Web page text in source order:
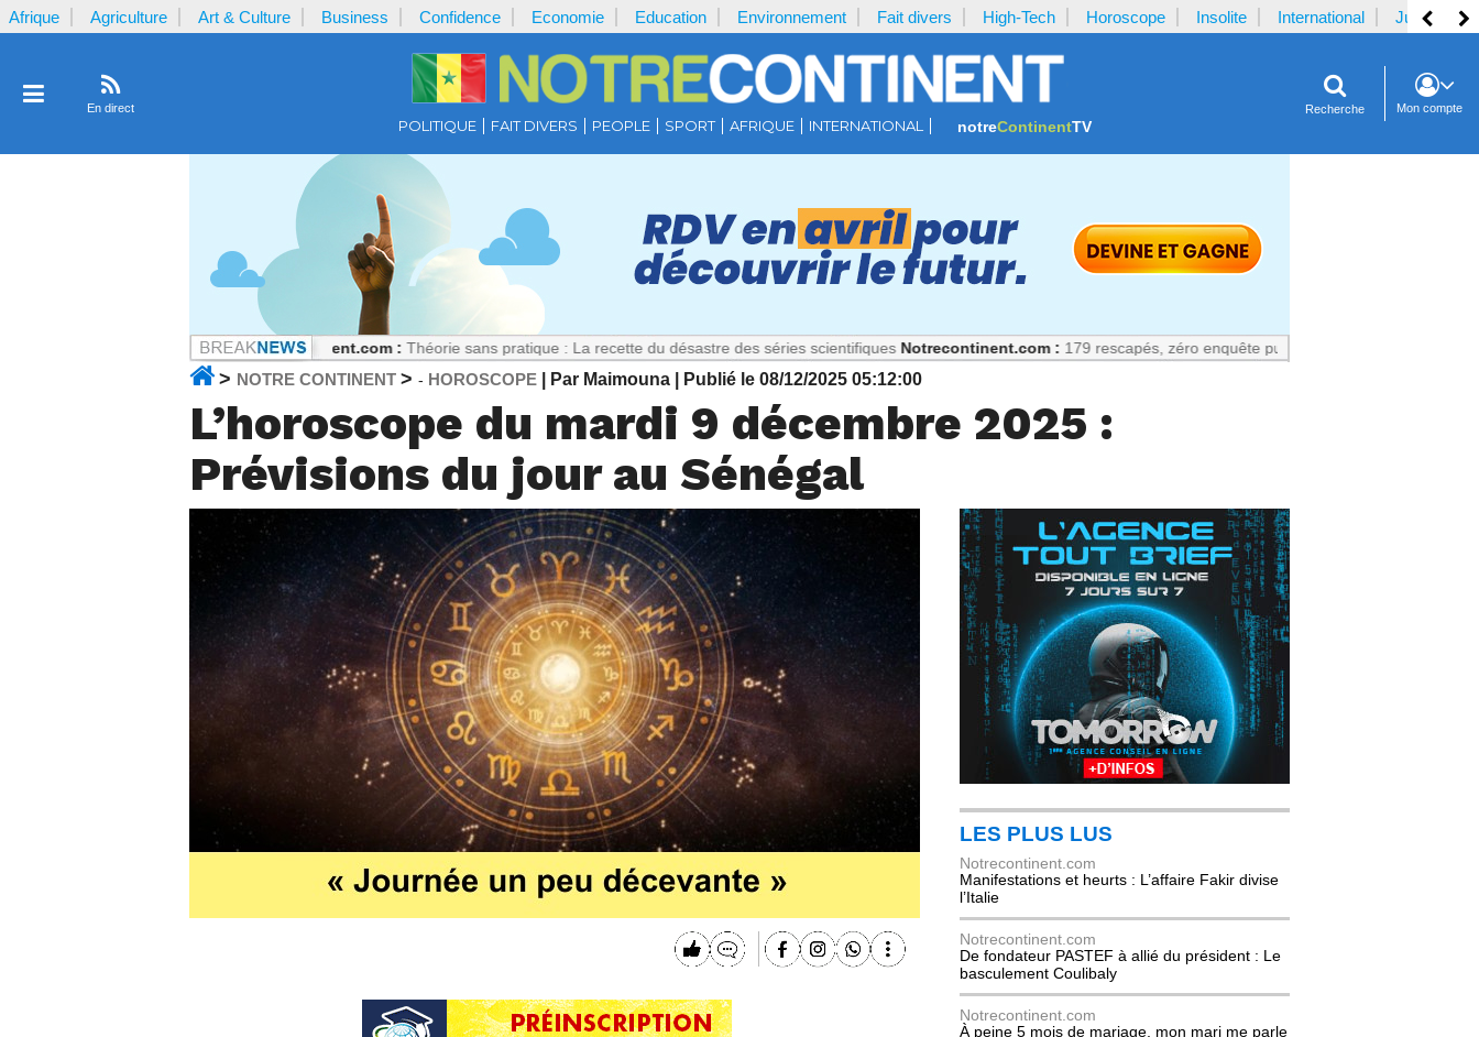
Afrique Agriculture Art & Culture Business Confidence Economie Education Environnement Fait divers High-Tech Horoscope Insolite International Justice
En direct
POLITIQUE FAIT DIVERS PEOPLE SPORT AFRIQUE INTERNATIONAL notreContinentTV
Recherche Mon compte
Notrecontinent.com : Théorie sans pratique : La recette du désastre des séries scientifiques Notrecontinent.com : 179 rescapés, zéro enquête publique : Un échec prévisible
> NOTRE CONTINENT > - HOROSCOPE | Par Maimouna | Publié le 08/12/2025 05:12:00
L’horoscope du mardi 9 décembre 2025 :
Prévisions du jour au Sénégal
LES PLUS LUS
Notrecontinent.com
Manifestations et heurts : L’affaire Fakir divise
l’Italie
Notrecontinent.com
De fondateur PASTEF à allié du président : Le
basculement Coulibaly
Notrecontinent.com
À peine 5 mois de mariage, mon mari me parle